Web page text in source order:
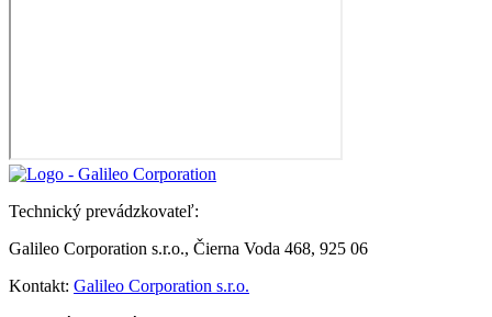
Technický prevádzkovateľ:
Galileo Corporation s.r.o., Čierna Voda 468, 925 06
Kontakt: Galileo Corporation s.r.o.